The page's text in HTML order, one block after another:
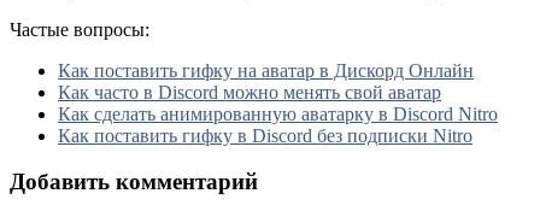
Частые вопросы:
Как поставить гифку на аватар в Дискорд Онлайн
Как часто в Discord можно менять свой аватар
Как сделать анимированную аватарку в Discord Nitro
Как поставить гифку в Discord без подписки Nitro
Добавить комментарий